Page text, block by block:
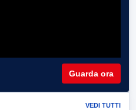
Guarda ora
VEDI TUTTI